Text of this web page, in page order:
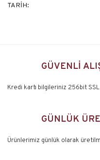
TARİH:
GÜVENLİ
Kredi kartı bilgileriniz 256bit
GÜNLÜK
Ürünlerimiz günlük olarak